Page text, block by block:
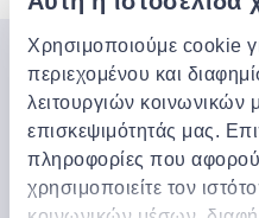
Χρησιμοποιούμε cookie
περιεχομένου και
λειτουργιών κοινωνικών
επισκεψιμότητάς μας.
πληροφορίες που
χρησιμοποιείτε τον
Μπες στον
Jinius
Εάν θέλετε να αποκτήσετε
αποκλειστικές προσφορές,